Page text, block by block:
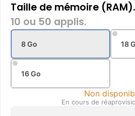
Taille de mémoire (RAM).
10 ou 50 applis.
8 Go 18
16 Go
Non
En cours de